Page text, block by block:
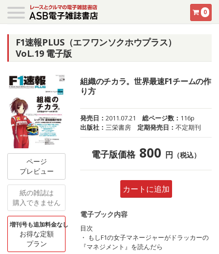
0
F1速報PLUS（エフワンソクホウプラス）
VoL.19 電子版
ページ
プレビュー
紙の雑誌は
購入できません
増刊号も追加料金なし
お得な定額
プラン
組織のチカラ。世界最速F1チームの作
り方
発売日：2011.07.21 総ページ数： 116p
出版社：三栄書房 定期発売日：不定期刊
電子版価格 800 円 （税込）
カートに追加
電子ブック内容
目次
・ もしF1の女子マネージャーがドラッカーの
『マネジメント』を読んだら